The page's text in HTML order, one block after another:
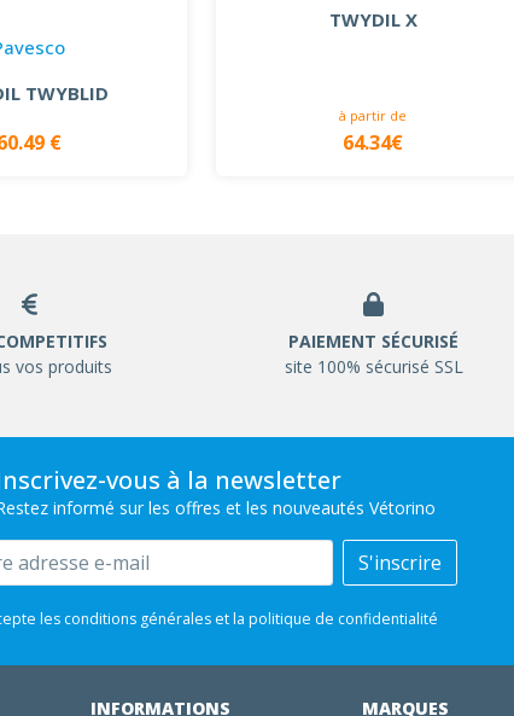
TWYBLID
€
TWYDIL X
à partir de
64.34€
vos produits
PAIEMENT SÉCURISÉ
site 100% sécurisé SSL
vous à la newsletter
informé sur les offres et les nouveautés Vétorino
S'inscrire
les conditions générales et la politique de confidentialité
INFORMATIONS MARQUES